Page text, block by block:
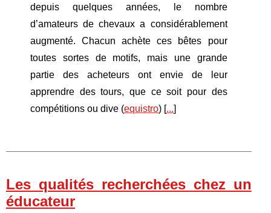
depuis quelques années, le nombre
d’amateurs de chevaux a considérablement
augmenté. Chacun achète ces bêtes pour
toutes sortes de motifs, mais une grande
partie des acheteurs ont envie de leur
apprendre des tours, que ce soit pour des
compétitions ou dive (equistro) [...]
Les qualités recherchées chez un
éducateur